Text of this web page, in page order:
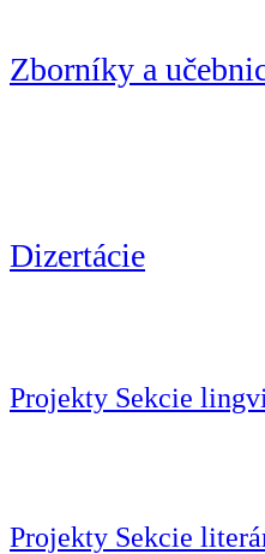
Zborníky a
Dizertácie
Projekty Sekcie
Projekty Sekcie